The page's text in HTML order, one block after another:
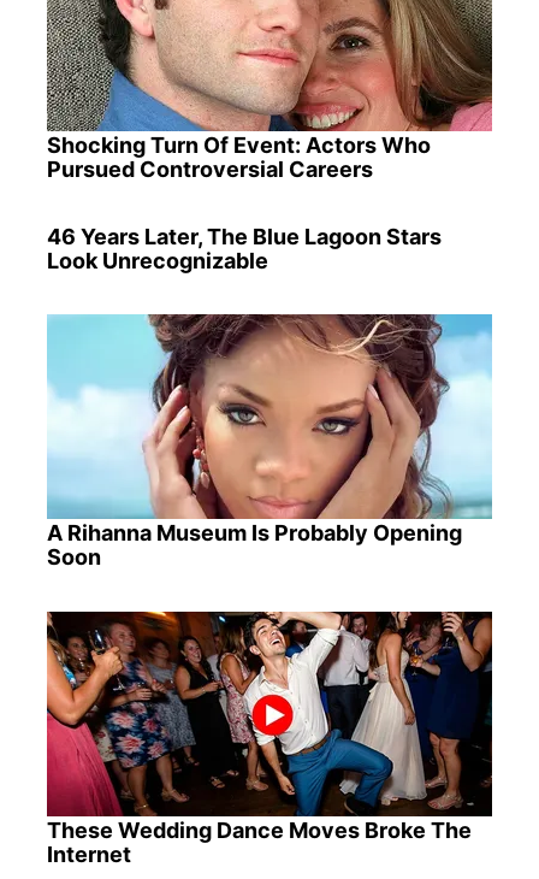
Shocking Turn Of Event: Actors Who
Pursued Controversial Careers
46 Years Later, The Blue Lagoon Stars
Look Unrecognizable
A Rihanna Museum Is Probably Opening
Soon
These Wedding Dance Moves Broke The
Internet